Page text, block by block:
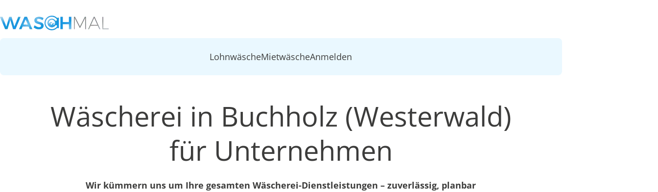
LohnwäscheMietwäscheAnmelden
Wäscherei in Buchholz (Westerwald)
für Unternehmen
Wir kümmern uns um Ihre gesamten Wäscherei-Dienstleistungen – zuverlässig, planbar